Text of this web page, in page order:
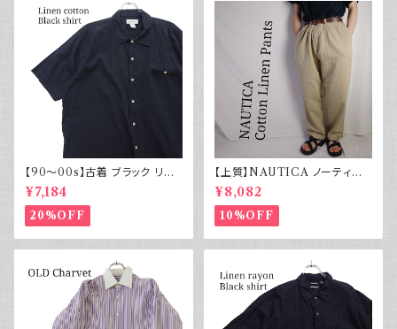
【90～00s】古着 ブラック リネ
ンコットンシャツ 黒 ボックスシ
ルエット
¥7,184
20%OFF
【上質】NAUTICA ノーティカ
コットンリネンパンツ ツータック
¥8,082
10%OFF